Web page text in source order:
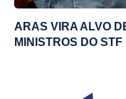
ARAS VIRA ALVO
MINISTROS DO STF